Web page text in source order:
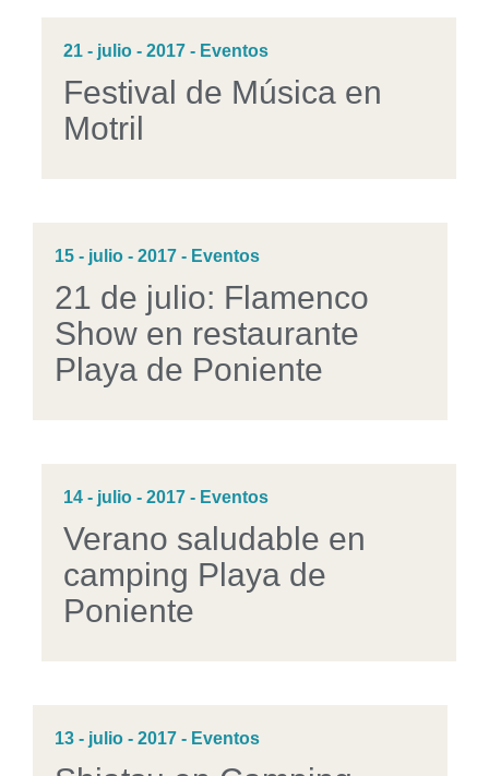
21 - julio - 2017 - Eventos
Festival de Música en
Motril
15 - julio - 2017 - Eventos
21 de julio: Flamenco
Show en restaurante
Playa de Poniente
14 - julio - 2017 - Eventos
Verano saludable en
camping Playa de
Poniente
13 - julio - 2017 - Eventos